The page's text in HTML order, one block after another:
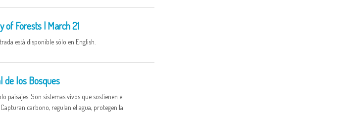
of Forests | March 21
está disponible sólo en English.
de los Bosques
paisajes. Son sistemas vivos que sostienen el
carbono, regulan el agua, protegen la